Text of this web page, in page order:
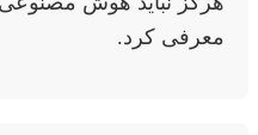
معرفی کرد.